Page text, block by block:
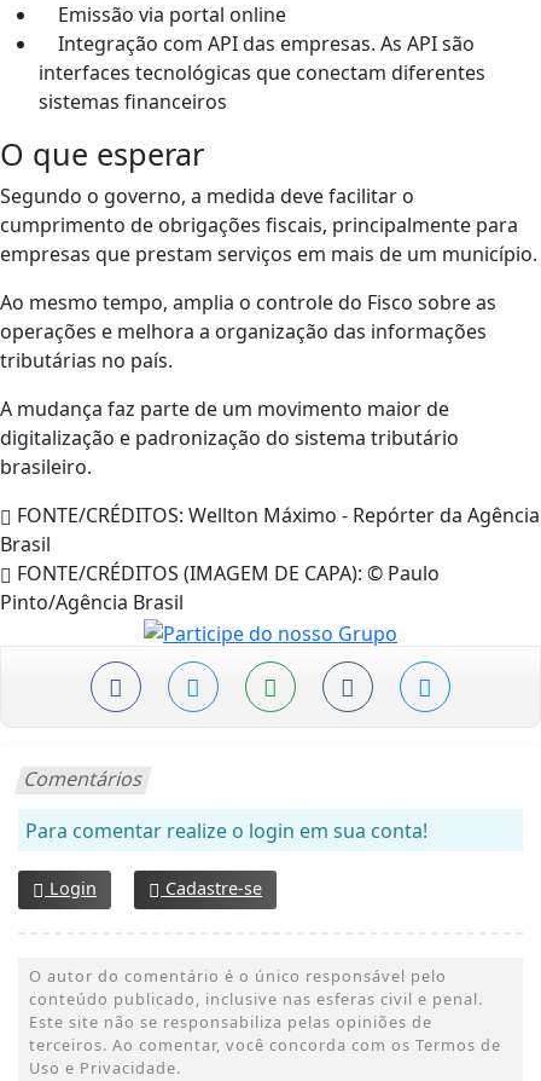
Emissão via portal online
Integração com API das empresas. As API são
interfaces tecnológicas que conectam diferentes
sistemas financeiros
O que esperar
Segundo o governo, a medida deve facilitar o
cumprimento de obrigações fiscais, principalmente para
empresas que prestam serviços em mais de um município.
Ao mesmo tempo, amplia o controle do Fisco sobre as
operações e melhora a organização das informações
tributárias no país.
A mudança faz parte de um movimento maior de
digitalização e padronização do sistema tributário
brasileiro.
FONTE/CRÉDITOS: Wellton Máximo - Repórter da Agência
Brasil
FONTE/CRÉDITOS (IMAGEM DE CAPA): © Paulo
Pinto/Agência Brasil
Comentários
Para comentar realize o login em sua conta!
Login Cadastre-se
O autor do comentário é o único responsável pelo
conteúdo publicado, inclusive nas esferas civil e penal.
Este site não se responsabiliza pelas opiniões de
terceiros. Ao comentar, você concorda com os Termos de
Uso e Privacidade.